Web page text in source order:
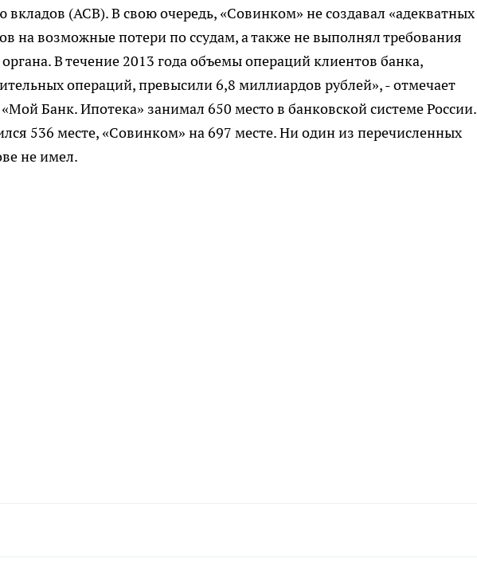
вкладов (АСВ). В свою очередь, «Совинком» не создавал «адекватных
на возможные потери по ссудам, а также не выполнял требования
В течение 2013 года объемы операций клиентов банка,
операций, превысили 6,8 миллиардов рублей», - отмечает
Банк. Ипотека» занимал 650 место в банковской системе России.
536 месте, «Совинком» на 697 месте. Ни один из перечисленных
не имел.